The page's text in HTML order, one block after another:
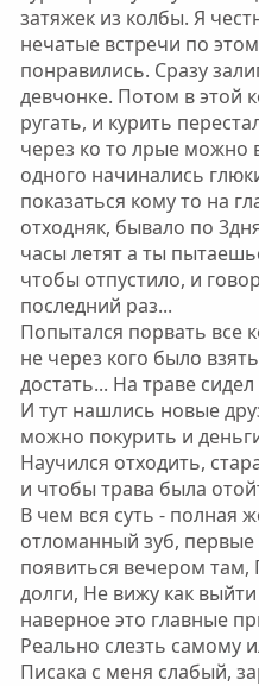
затяжек из колбы. Я
нечатые встречи по
понравились. Сразу
девчонке. Потом в этой
ругать, и курить
через ко то лрые можно
одного начинались
показаться кому то на
отходняк, бывало по
часы летят а ты
чтобы отпустило, и
последний раз...
Попытался порвать все
не через кого было
достать... На траве
И тут нашлись новые
можно покурить и
Научился отходить,
и чтобы трава была
В чем вся суть - полная
отломанный зуб, первые
появиться вечером там,
долги, Не вижу как
наверное это главные
Реально слезть самому
Писака с меня слабый,